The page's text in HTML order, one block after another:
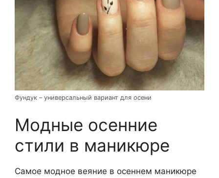
Фундук – универсальный вариант для осени
Модные осенние
стили в маникюре
Самое модное веяние в осеннем маникюре